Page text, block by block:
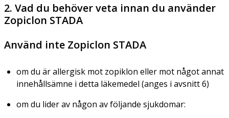
2. Vad du behöver veta innan du använder
Zopiclon STADA
Använd inte Zopiclon STADA
om du är allergisk mot zopiklon eller mot något annat
innehållsämne i detta läkemedel (anges i avsnitt 6)
om du lider av någon av följande sjukdomar: